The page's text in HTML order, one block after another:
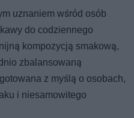
uznaniem wśród osób
do codziennego
kompozycją smakową,
zbalansowaną
z myślą o osobach,
i niesamowitego